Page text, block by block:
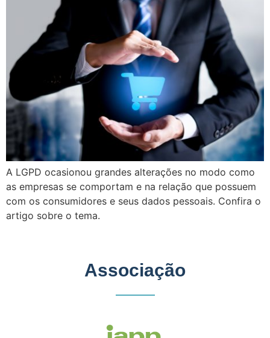
A LGPD ocasionou grandes alterações no modo como
as empresas se comportam e na relação que possuem
com os consumidores e seus dados pessoais. Confira o
artigo sobre o tema.
Associação